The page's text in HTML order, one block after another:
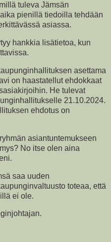
tuleva Jämsän
pienillä tiedoilla tehdään
asiassa.
hankkia lisätietoa, kun
asettama
on haastatellut ehdokkaat
He tulevat
21.10.2024.
ehdotus on
asiantuntemukseen
No itse olen aina
saa uuden
toteaa, että
ei ole.